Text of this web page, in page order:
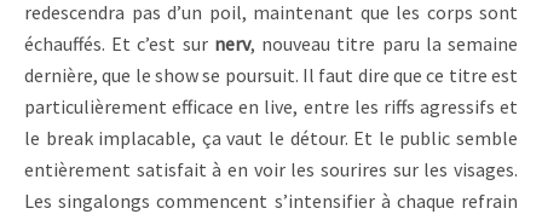
redescendra pas d’un poil, maintenant que les corps sont
échauffés. Et c’est sur nerv, nouveau titre paru la semaine
dernière, que le show se poursuit. Il faut dire que ce titre est
particulièrement efficace en live, entre les riffs agressifs et
le break implacable, ça vaut le détour. Et le public semble
entièrement satisfait à en voir les sourires sur les visages.
Les singalongs commencent s’intensifier à chaque refrain